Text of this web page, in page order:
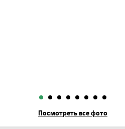
Посмотреть все фото